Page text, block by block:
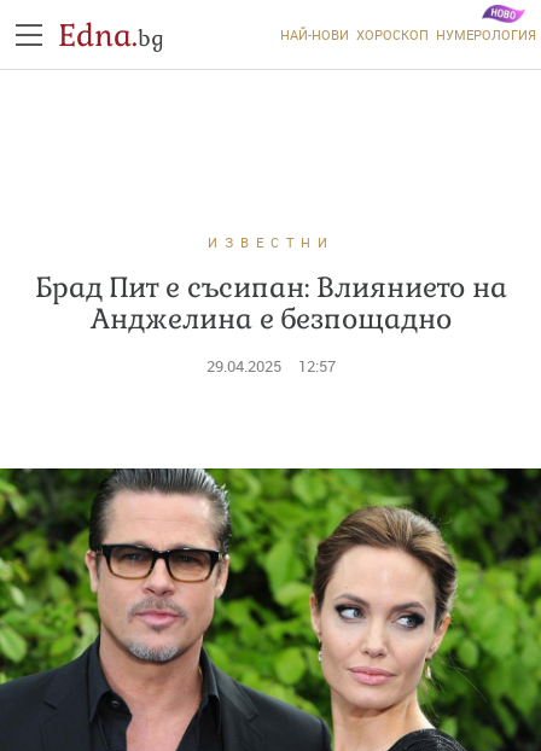
Edna.bg НАЙ-НОВИ ХОРОСКОП НУМЕРОЛОГИЯ
ИЗВЕСТНИ
Брад Пит е съсипан: Влиянието на
Анджелина е безпощадно
29.04.2025 12:57